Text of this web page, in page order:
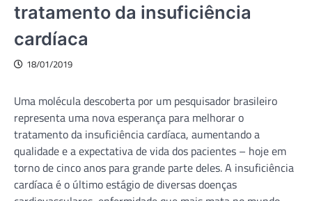
tratamento da insuficiência
cardíaca
18/01/2019
Uma molécula descoberta por um pesquisador brasileiro
representa uma nova esperança para melhorar o
tratamento da insuficiência cardíaca, aumentando a
qualidade e a expectativa de vida dos pacientes – hoje em
torno de cinco anos para grande parte deles. A insuficiência
cardíaca é o último estágio de diversas doenças